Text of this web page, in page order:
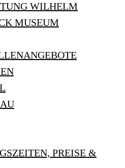
WILHELM
MUSEUM
PREISE &